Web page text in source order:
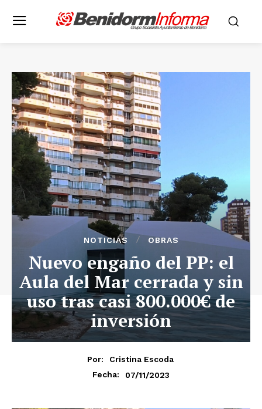
NOTICIAS OBRAS
Nuevo engaño del PP: el
Aula del Mar cerrada y sin
uso tras casi 800.000€ de
inversión
Por:
Cristina Escoda
Fecha:
07/11/2023